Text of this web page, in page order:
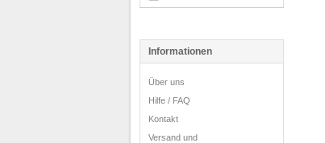
Informationen
Über uns
Hilfe / FAQ
Kontakt
Versand und